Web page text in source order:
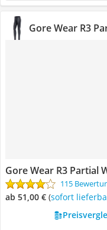
Gore Wear R3
Gore Wear R3 Partial
115
ab 51,00 € ( Sofort